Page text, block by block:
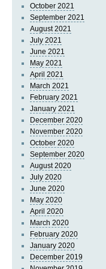
October 2021
September 2021
August 2021
July 2021
June 2021
May 2021
April 2021
March 2021
February 2021
January 2021
December 2020
November 2020
October 2020
September 2020
August 2020
July 2020
June 2020
May 2020
April 2020
March 2020
February 2020
January 2020
December 2019